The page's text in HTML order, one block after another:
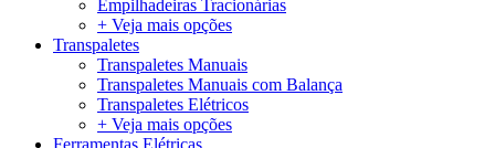
Empilhadeiras Tracionárias
+ Veja mais opções
Transpaletes
Transpaletes Manuais
Transpaletes Manuais com Balança
Transpaletes Elétricos
+ Veja mais opções
Ferramentas Elétricas